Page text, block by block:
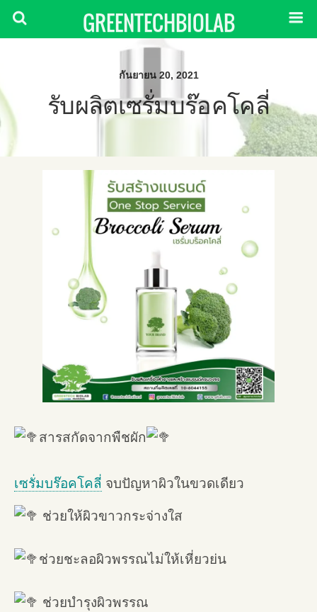
GREENTECHBIOLAB
กันยายน 20, 2021
รับผลิตเซรั่มบร๊อคโคลี่
สารสกัดจากพืชผัก
เซรั่มบร๊อคโคลี่ จบปัญหาผิวในขวดเดียว
ช่วยให้ผิวขาวกระจ่างใส
ช่วยชะลอผิวพรรณไม่ให้เหี่ยวย่น
ช่วยบำรุงผิวพรรณ